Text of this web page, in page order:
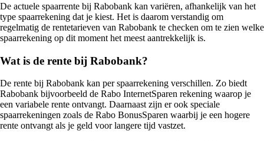
De actuele spaarrente bij Rabobank kan variëren, afhankelijk van het
type spaarrekening dat je kiest. Het is daarom verstandig om
regelmatig de rentetarieven van Rabobank te checken om te zien welke
spaarrekening op dit moment het meest aantrekkelijk is.
Wat is de rente bij Rabobank?
De rente bij Rabobank kan per spaarrekening verschillen. Zo biedt
Rabobank bijvoorbeeld de Rabo InternetSparen rekening waarop je
een variabele rente ontvangt. Daarnaast zijn er ook speciale
spaarrekeningen zoals de Rabo BonusSparen waarbij je een hogere
rente ontvangt als je geld voor langere tijd vastzet.